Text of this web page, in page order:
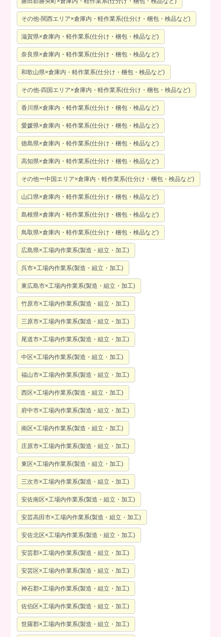
その他-関西エリア×倉庫内・軽作業系(仕分け・梱包・検品など)
滋賀県×倉庫内・軽作業系(仕分け・梱包・検品など)
奈良県×倉庫内・軽作業系(仕分け・梱包・検品など)
和歌山県×倉庫内・軽作業系(仕分け・梱包・検品など)
その他-四国エリア×倉庫内・軽作業系(仕分け・梱包・検品など)
香川県×倉庫内・軽作業系(仕分け・梱包・検品など)
愛媛県×倉庫内・軽作業系(仕分け・梱包・検品など)
徳島県×倉庫内・軽作業系(仕分け・梱包・検品など)
高知県×倉庫内・軽作業系(仕分け・梱包・検品など)
その他ー中国エリア×倉庫内・軽作業系(仕分け・梱包・検品など)
山口県×倉庫内・軽作業系(仕分け・梱包・検品など)
島根県×倉庫内・軽作業系(仕分け・梱包・検品など)
鳥取県×倉庫内・軽作業系(仕分け・梱包・検品など)
広島県×工場内作業系(製造・組立・加工)
呉市×工場内作業系(製造・組立・加工)
東広島市×工場内作業系(製造・組立・加工)
竹原市×工場内作業系(製造・組立・加工)
三原市×工場内作業系(製造・組立・加工)
尾道市×工場内作業系(製造・組立・加工)
中区×工場内作業系(製造・組立・加工)
福山市×工場内作業系(製造・組立・加工)
西区×工場内作業系(製造・組立・加工)
府中市×工場内作業系(製造・組立・加工)
南区×工場内作業系(製造・組立・加工)
庄原市×工場内作業系(製造・組立・加工)
東区×工場内作業系(製造・組立・加工)
三次市×工場内作業系(製造・組立・加工)
安佐南区×工場内作業系(製造・組立・加工)
安芸高田市×工場内作業系(製造・組立・加工)
安佐北区×工場内作業系(製造・組立・加工)
安芸郡×工場内作業系(製造・組立・加工)
安芸区×工場内作業系(製造・組立・加工)
神石郡×工場内作業系(製造・組立・加工)
佐伯区×工場内作業系(製造・組立・加工)
世羅郡×工場内作業系(製造・組立・加工)